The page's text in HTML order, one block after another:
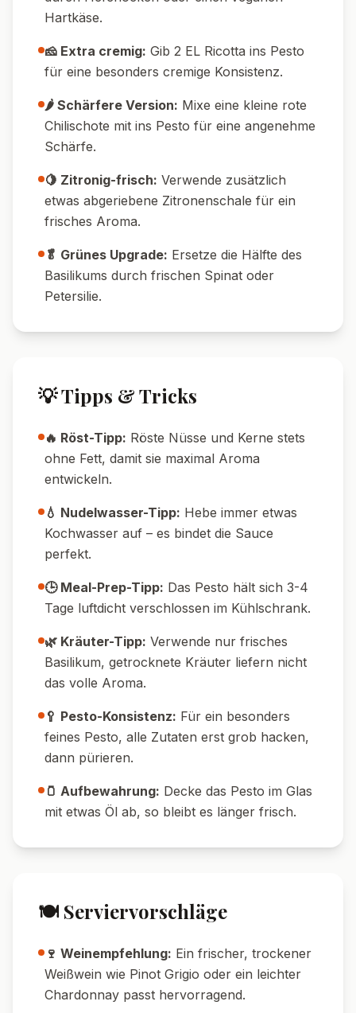
Hartkäse.
🧀 Extra cremig: Gib 2 EL Ricotta ins Pesto
für eine besonders cremige Konsistenz.
🌶️ Schärfere Version: Mixe eine kleine rote
Chilischote mit ins Pesto für eine angenehme
Schärfe.
🍋 Zitronig-frisch: Verwende zusätzlich
etwas abgeriebene Zitronenschale für ein
frisches Aroma.
🥬 Grünes Upgrade: Ersetze die Hälfte des
Basilikums durch frischen Spinat oder
Petersilie.
💡 Tipps & Tricks
🔥 Röst-Tipp: Röste Nüsse und Kerne stets
ohne Fett, damit sie maximal Aroma
entwickeln.
💧 Nudelwasser-Tipp: Hebe immer etwas
Kochwasser auf – es bindet die Sauce
perfekt.
🕒 Meal-Prep-Tipp: Das Pesto hält sich 3-4
Tage luftdicht verschlossen im Kühlschrank.
🌿 Kräuter-Tipp: Verwende nur frisches
Basilikum, getrocknete Kräuter liefern nicht
das volle Aroma.
🥄 Pesto-Konsistenz: Für ein besonders
feines Pesto, alle Zutaten erst grob hacken,
dann pürieren.
🫙 Aufbewahrung: Decke das Pesto im Glas
mit etwas Öl ab, so bleibt es länger frisch.
🍽️ Serviervorschläge
🍷 Weinempfehlung: Ein frischer, trockener
Weißwein wie Pinot Grigio oder ein leichter
Chardonnay passt hervorragend.